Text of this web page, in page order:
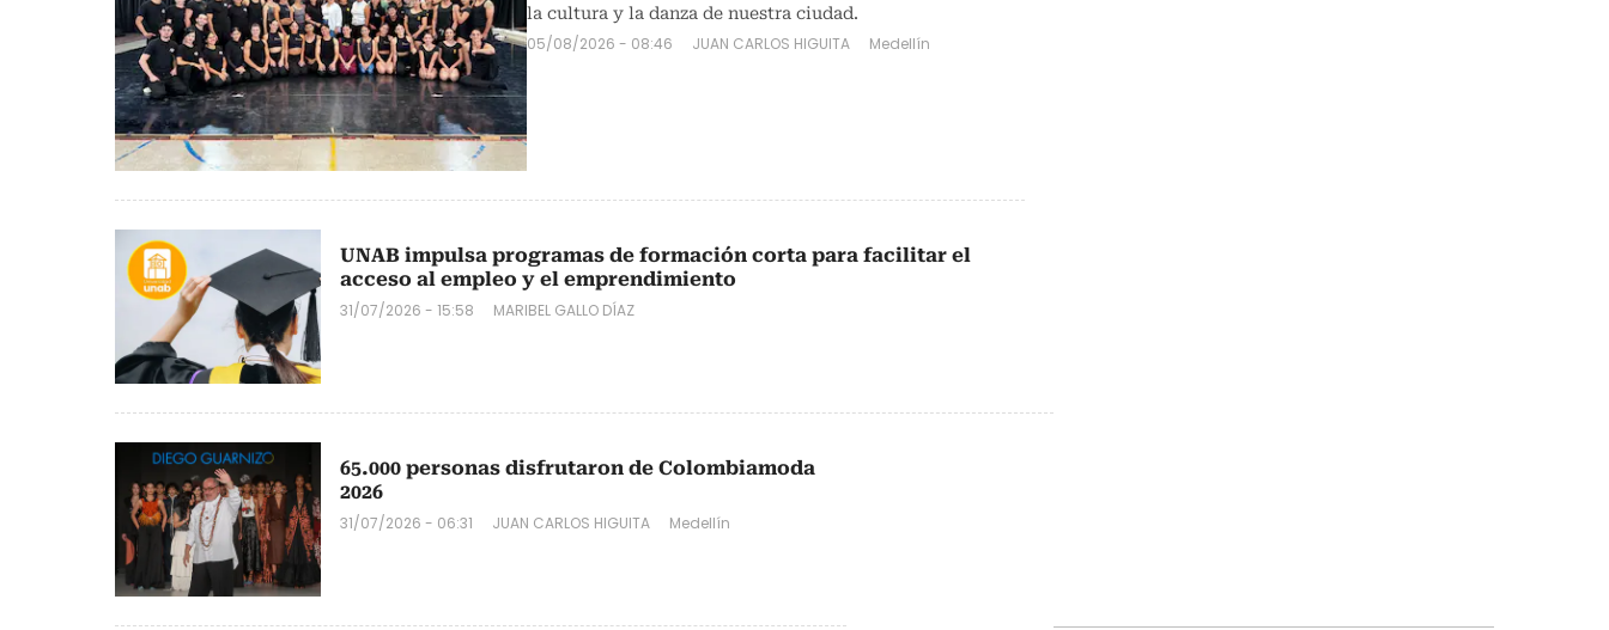
la cultura y la danza de nuestra ciudad.
05/08/2026 - 08:46 JUAN CARLOS HIGUITA Medellín
UNAB impulsa programas de formación corta para facilitar el
acceso al empleo y el emprendimiento
31/07/2026 - 15:58 MARIBEL GALLO DÍAZ
65.000 personas disfrutaron de Colombiamoda
2026
31/07/2026 - 06:31 JUAN CARLOS HIGUITA Medellín